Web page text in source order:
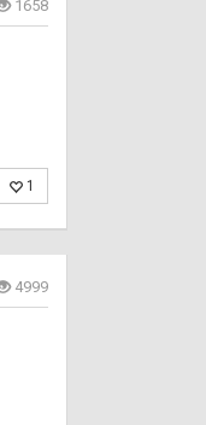
1658
1
4999